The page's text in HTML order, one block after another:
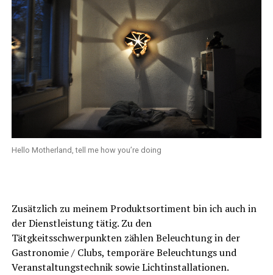
Hello Motherland, tell me how you’re doing
Zusätzlich zu meinem Produktsortiment bin ich auch in
der Dienstleistung tätig. Zu den
Tätgkeitsschwerpunkten zählen Beleuchtung in der
Gastronomie / Clubs, temporäre Beleuchtungs und
Veranstaltungstechnik sowie Lichtinstallationen.